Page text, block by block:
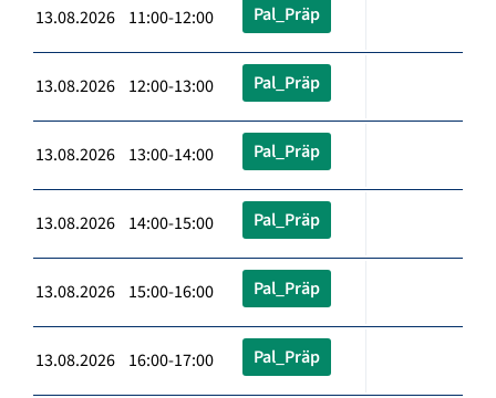
13.08.2026 11:00-12:00 Pal_Präp
13.08.2026 12:00-13:00 Pal_Präp
13.08.2026 13:00-14:00 Pal_Präp
13.08.2026 14:00-15:00 Pal_Präp
13.08.2026 15:00-16:00 Pal_Präp
13.08.2026 16:00-17:00 Pal_Präp